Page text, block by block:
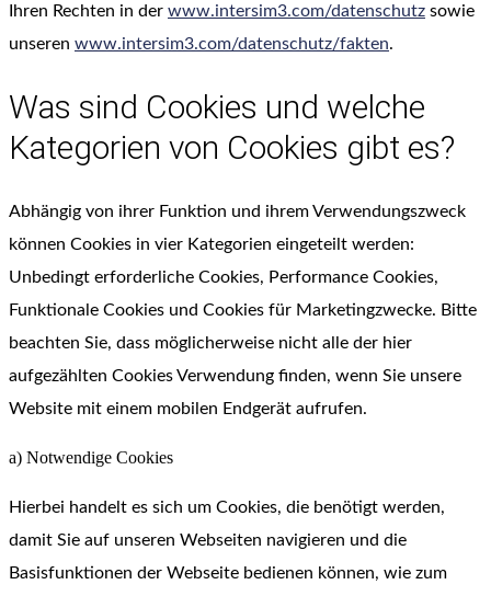
Ihren Rechten in der www.intersim3.com/datenschutz sowie
unseren www.intersim3.com/datenschutz/fakten.
Was sind Cookies und welche
Kategorien von Cookies gibt es?
Abhängig von ihrer Funktion und ihrem Verwendungszweck
können Cookies in vier Kategorien eingeteilt werden:
Unbedingt erforderliche Cookies, Performance Cookies,
Funktionale Cookies und Cookies für Marketingzwecke. Bitte
beachten Sie, dass möglicherweise nicht alle der hier
aufgezählten Cookies Verwendung finden, wenn Sie unsere
Website mit einem mobilen Endgerät aufrufen.
a) Notwendige Cookies
Hierbei handelt es sich um Cookies, die benötigt werden,
damit Sie auf unseren Webseiten navigieren und die
Basisfunktionen der Webseite bedienen können, wie zum